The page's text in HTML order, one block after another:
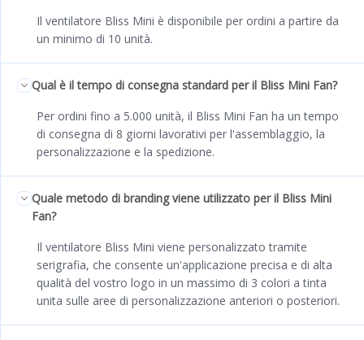
Il ventilatore Bliss Mini è disponibile per ordini a partire da
un minimo di 10 unità.
Qual è il tempo di consegna standard per il Bliss Mini Fan?
Per ordini fino a 5.000 unità, il Bliss Mini Fan ha un tempo
di consegna di 8 giorni lavorativi per l'assemblaggio, la
personalizzazione e la spedizione.
Quale metodo di branding viene utilizzato per il Bliss Mini
Fan?
Il ventilatore Bliss Mini viene personalizzato tramite
serigrafia, che consente un'applicazione precisa e di alta
qualità del vostro logo in un massimo di 3 colori a tinta
unita sulle aree di personalizzazione anteriori o posteriori.